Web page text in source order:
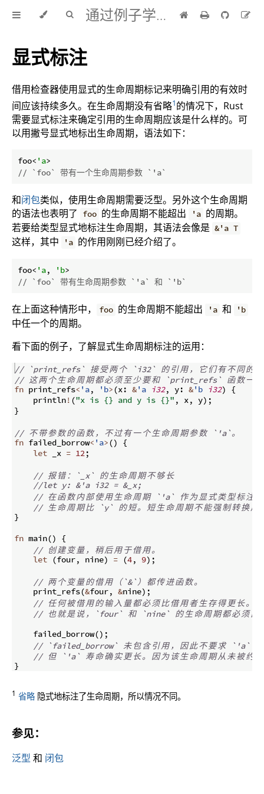
通过例子学 Rust 中文版
显式标注
借用检查器使用显式的生命周期标记来明确引用的有效时
间应该持续多久。在生命周期没有省略1的情况下，Rust
需要显式标注来确定引用的生命周期应该是什么样的。可
以用撇号显式地标出生命周期，语法如下：
foo< 'a
// `foo` 带有一个生命周期参数 `'a`
和闭包类似，使用生命周期需要泛型。另外这个生命周期
的语法也表明了
foo 的生命周期不能超出 'a 的周期。
若要给类型显式地标注生命周期，其语法会像是 &'a T
这样，其中 'a 的作用刚刚已经介绍了。
foo< 'a, 'b
// `foo` 带有生命周期参数 `'a` 和 `'b`
在上面这种情形中， foo 的生命周期不能超出 'a 和 'b
中任一个的周期。
看下面的例子，了解显式生命周期标注的运用：
// `print_refs` 接 受两 个 `i32` 的 引用 ， 它 们 有不同的
// 这两 个生 命周期都必须至 少要和 `print_refs` 函 数 一
fn print_refs< 'a, 'b>(x: &'a i32, y: &'b i32)
{
    println
! ("x is {} and y is {}" , x, y) ;
}
// 不 带参 数的函 数 ， 不过 有 一 个生 命周期参 数 `'a`。
fn failed_borrow< 'a>()
{
let _x = 12;
// 报 错 ： `_x` 的生 命周期不 够 长
//let y: &'a i32 = &_x;
// 在函 数内部 使用生 命周期 `'a` 作为显式类型标注
// 生 命周期比 `y` 的短。 短生 命周期不能 强制转换成
}
fn main()
{
// 创建 变 量 ， 稍后用 于 借用。
let (four, nine) = (4, 9) ;
// 两 个 变 量的 借用 （`&`） 都 传进函 数。
    print_refs
(&four, &nine) ;
// 任 何被 借用的输入 量都必须比 借用者生存得 更 长。
// 也就是 说 ， `four` 和 `nine` 的生 命周期都必须比
    failed_borrow
() ;
// `failed_borrow` 未 包 含 引用 ， 因此不要求 `'a`
// 但 `'a` 寿 命确 实 更 长。 因为 该生 命周期从未被约
}
1 省略 隐式地标注了生命周期，所以情况不同。
参见：
泛型 和 闭包